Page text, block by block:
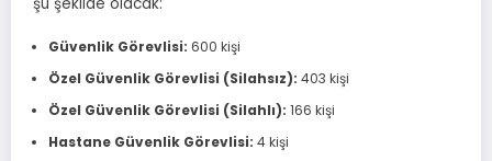
Güvenlik Görevlisi: 600 kişi
Özel Güvenlik Görevlisi (Silahsız): 403 kişi
Özel Güvenlik Görevlisi (Silahlı): 166 kişi
Hastane Güvenlik Görevlisi: 4 kişi